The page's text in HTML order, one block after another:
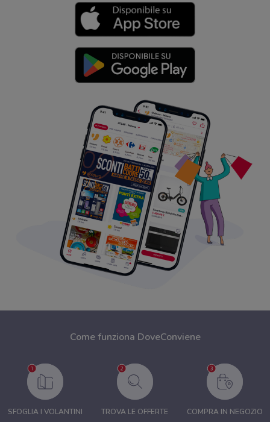
Come funziona DoveConviene
SFOGLIA I VOLANTINI TROVA LE OFFERTE COMPRA IN NEGOZIO